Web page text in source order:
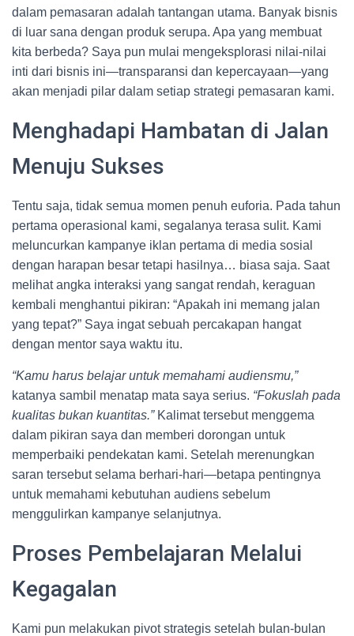
dalam pemasaran adalah tantangan utama. Banyak bisnis
di luar sana dengan produk serupa. Apa yang membuat
kita berbeda? Saya pun mulai mengeksplorasi nilai-nilai
inti dari bisnis ini—transparansi dan kepercayaan—yang
akan menjadi pilar dalam setiap strategi pemasaran kami.
Menghadapi Hambatan di Jalan
Menuju Sukses
Tentu saja, tidak semua momen penuh euforia. Pada tahun
pertama operasional kami, segalanya terasa sulit. Kami
meluncurkan kampanye iklan pertama di media sosial
dengan harapan besar tetapi hasilnya… biasa saja. Saat
melihat angka interaksi yang sangat rendah, keraguan
kembali menghantui pikiran: “Apakah ini memang jalan
yang tepat?” Saya ingat sebuah percakapan hangat
dengan mentor saya waktu itu.
“Kamu harus belajar untuk memahami audiensmu,”
katanya sambil menatap mata saya serius. “Fokuslah pada
kualitas bukan kuantitas.” Kalimat tersebut menggema
dalam pikiran saya dan memberi dorongan untuk
memperbaiki pendekatan kami. Setelah merenungkan
saran tersebut selama berhari-hari—betapa pentingnya
untuk memahami kebutuhan audiens sebelum
menggulirkan kampanye selanjutnya.
Proses Pembelajaran Melalui
Kegagalan
Kami pun melakukan pivot strategis setelah bulan-bulan